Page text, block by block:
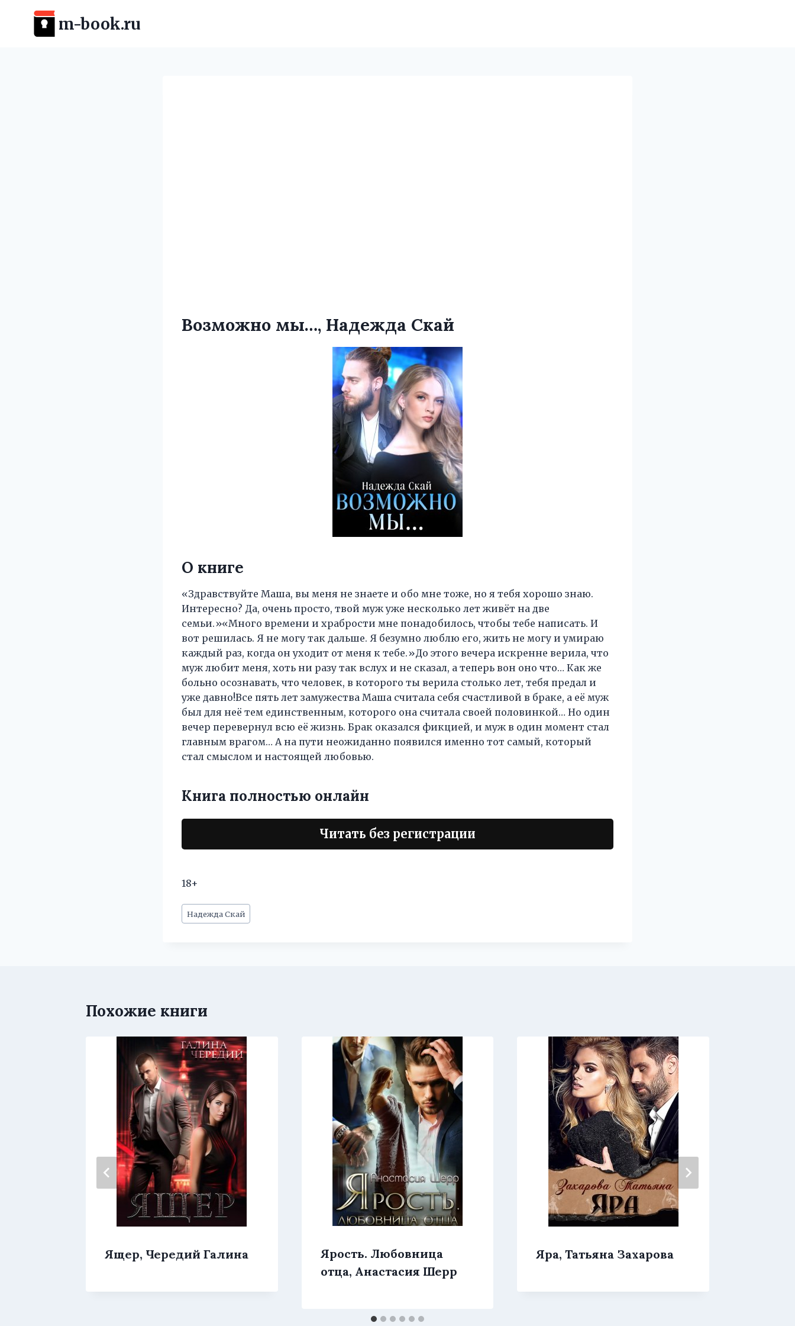
Перейти
содержимому
m-book.ru
Возможно мы…, Надежда Скай
О книге
«Здравствуйте Маша, вы меня не знаете и обо мне тоже, но я тебя хорошо знаю.
Интересно? Да, очень просто, твой муж уже несколько лет живёт на две
семьи.»«Много времени и храбрости мне понадобилось, чтобы тебе написать. И
вот решилась. Я не могу так дальше. Я безумно люблю его, жить не могу и умираю
каждый раз, когда он уходит от меня к тебе.»До этого вечера искренне верила, что
муж любит меня, хоть ни разу так вслух и не сказал, а теперь вон оно что… Как же
больно осознавать, что человек, в которого ты верила столько лет, тебя предал и
уже давно!Все пять лет замужества Маша считала себя счастливой в браке, а её муж
был для неё тем единственным, которого она считала своей половинкой… Но один
вечер перевернул всю её жизнь. Брак оказался фикцией, и муж в один момент стал
главным врагом… А на пути неожиданно появился именно тот самый, который
стал смыслом и настоящей любовью.
Книга полностью онлайн
Читать без регистрации
18+
Метки
записи:
Надежда Скай
Похожие книги
Ящер, Чередий Галина
Ярость. Любовница
отца, Анастасия Шерр
Яра, Татьяна Захарова